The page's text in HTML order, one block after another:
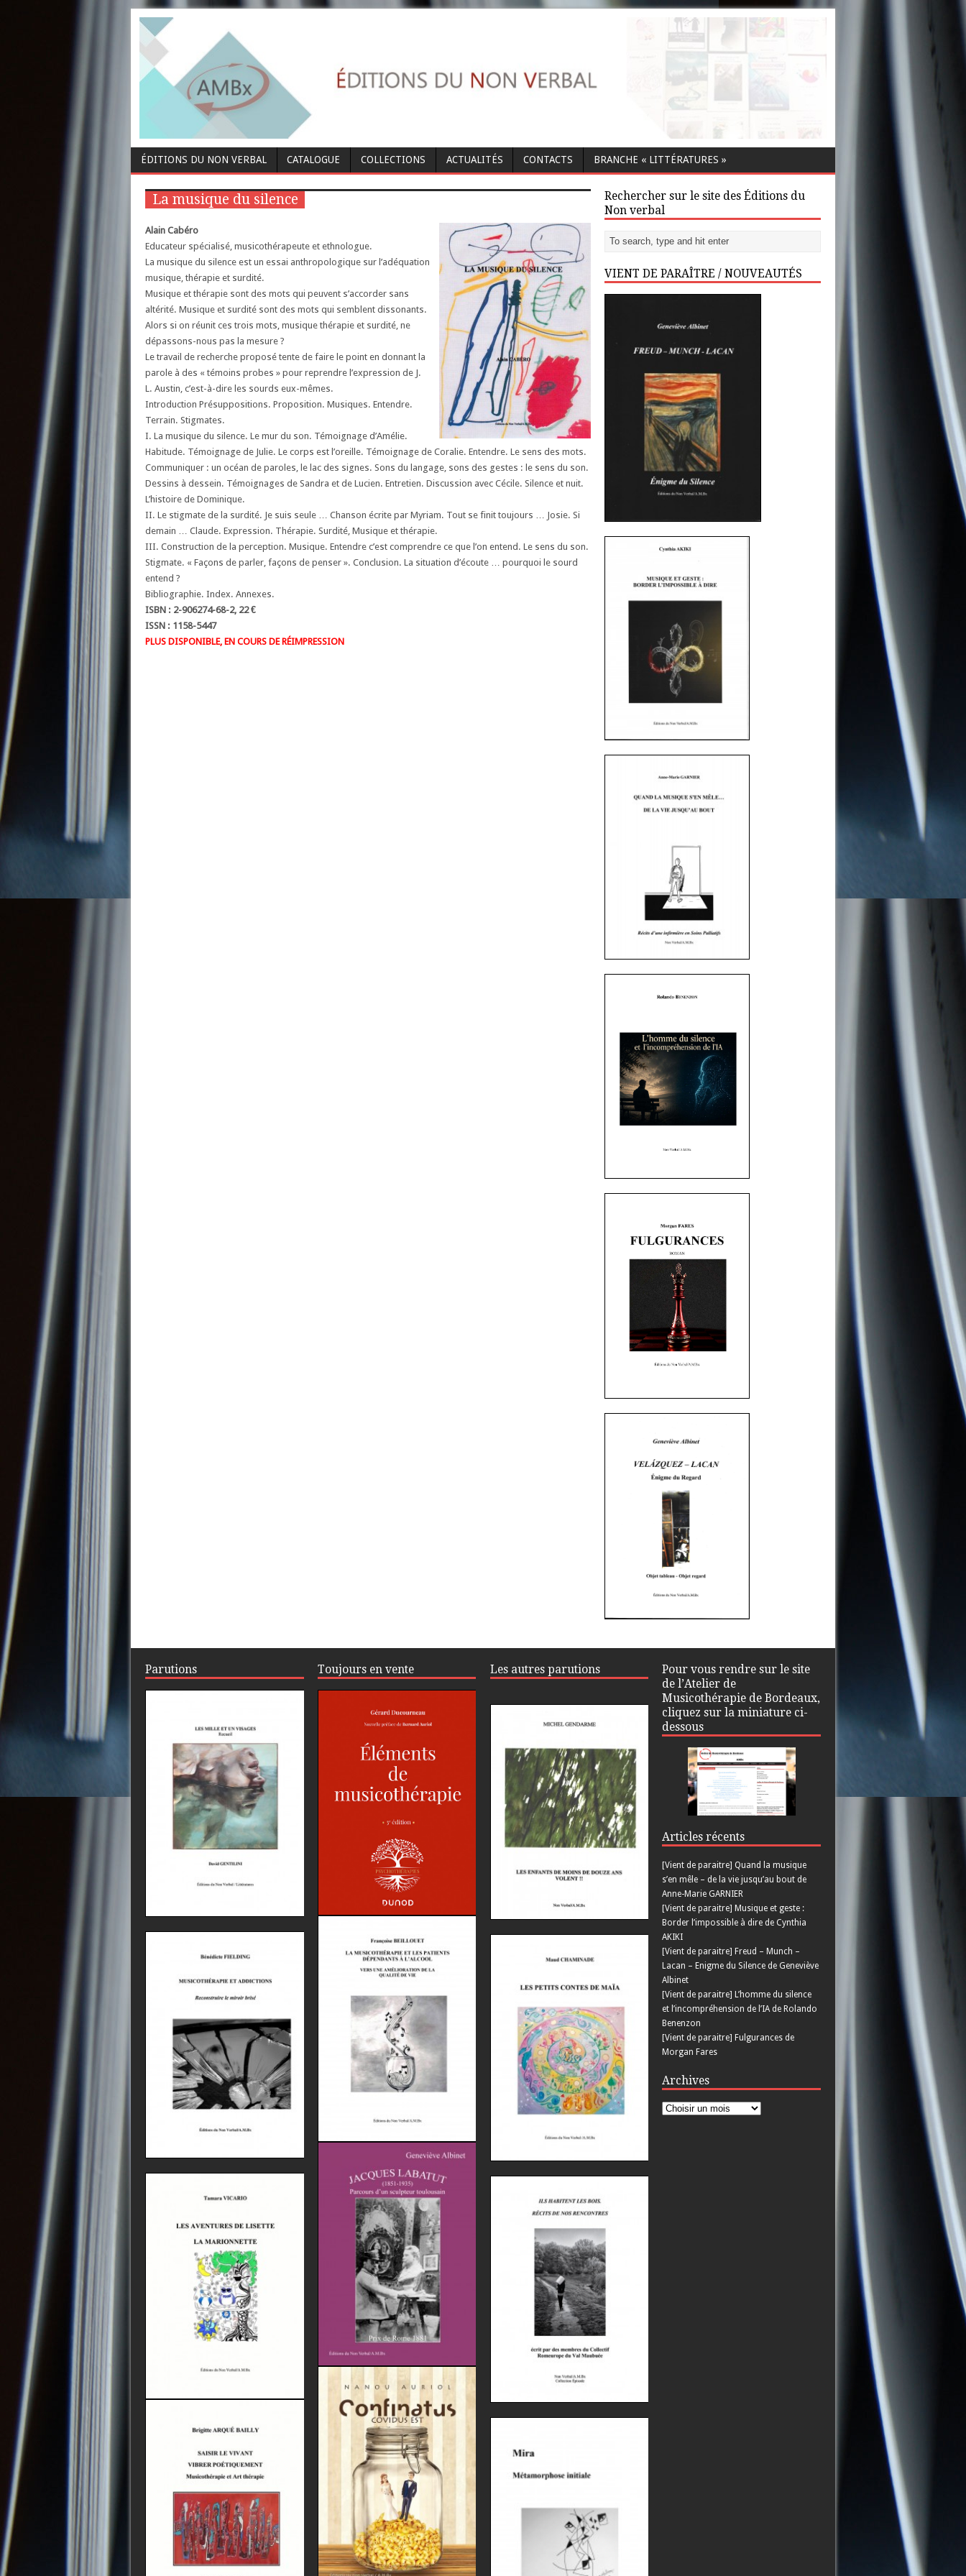
ÉDITIONS DU NON VERBAL CATALOGUE COLLECTIONS ACTUALITÉS CONTACTS BRANCHE « LITTÉRATURES »
La musique du silence
Alain Cabéro
Educateur spécialisé, musicothérapeute et ethnologue.
La musique du silence est un essai anthropologique sur l’adéquation
musique, thérapie et surdité.
Musique et thérapie sont des mots qui peuvent s’accorder sans
altérité. Musique et surdité sont des mots qui semblent dissonants.
Alors si on réunit ces trois mots, musique thérapie et surdité, ne
dépassons-nous pas la mesure ?
Le travail de recherche proposé tente de faire le point en donnant la
parole à des « témoins probes » pour reprendre l’expression de J.
L. Austin, c’est-à-dire les sourds eux-mêmes.
Introduction Présuppositions. Proposition. Musiques. Entendre.
Terrain. Stigmates.
I. La musique du silence. Le mur du son. Témoignage d’Amélie.
Habitude. Témoignage de Julie. Le corps est l’oreille. Témoignage de Coralie. Entendre. Le sens des mots.
Communiquer : un océan de paroles, le lac des signes. Sons du langage, sons des gestes : le sens du son.
Dessins à dessein. Témoignages de Sandra et de Lucien. Entretien. Discussion avec Cécile. Silence et nuit.
L’histoire de Dominique.
II. Le stigmate de la surdité. Je suis seule … Chanson écrite par Myriam. Tout se finit toujours … Josie. Si
demain … Claude. Expression. Thérapie. Surdité, Musique et thérapie.
III. Construction de la perception. Musique. Entendre c’est comprendre ce que l’on entend. Le sens du son.
Stigmate. « Façons de parler, façons de penser ». Conclusion. La situation d’écoute … pourquoi le sourd
entend ?
Bibliographie. Index. Annexes.
ISBN : 2-906274-68-2, 22 €
ISSN : 1158-5447
PLUS DISPONIBLE, EN COURS DE RÉIMPRESSION
Rechercher sur le site des Éditions du
Non verbal
VIENT DE PARAÎTRE / NOUVEAUTÉS
Parutions Toujours en vente Les autres parutions
Pour vous rendre sur le site
de l’Atelier de
Musicothérapie de Bordeaux,
cliquez sur la miniature ci-
dessous
Articles récents
[Vient de paraitre] Quand la musique
s’en mêle – de la vie jusqu’au bout de
Anne-Marie GARNIER
[Vient de paraitre] Musique et geste :
Border l’impossible à dire de Cynthia
AKIKI
[Vient de paraitre] Freud – Munch –
Lacan – Enigme du Silence de Geneviève
Albinet
[Vient de paraitre] L’homme du silence
et l’incompréhension de l’IA de Rolando
Benenzon
[Vient de paraitre] Fulgurances de
Morgan Fares
Archives